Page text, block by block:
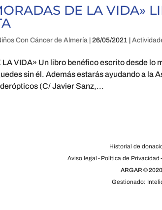
DE LA VIDA»
Con Cáncer de Almería |26/05/2021 |
VIDA» Un libro benéfico escrito desde lo
sin él. Además estarás ayudando a la
(C/ Javier Sanz,...
Historial de
Aviso legal - Política de Privacidad -
ARGAR © 2020
Gestionado: